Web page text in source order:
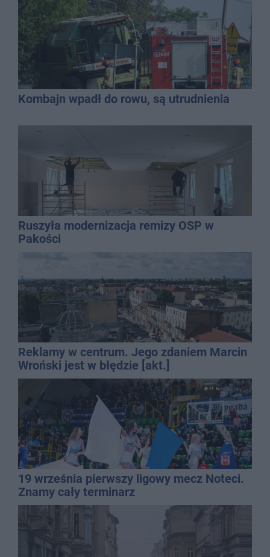
Kombajn wpadł do rowu, są utrudnienia
Ruszyła modernizacja remizy OSP w
Pakości
Reklamy w centrum. Jego zdaniem Marcin
Wroński jest w błędzie [akt.]
19 września pierwszy ligowy mecz Noteci.
Znamy cały terminarz